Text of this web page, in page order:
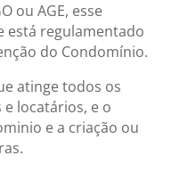
ou AGE, esse
está regulamentado
do Condomínio.
atinge todos os
locatários, e o
e a criação ou